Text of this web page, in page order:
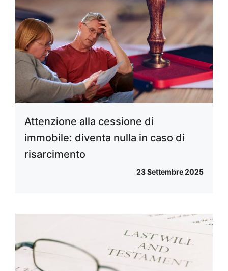
Attenzione alla cessione di
immobile: diventa nulla in caso di
risarcimento
23 Settembre 2025